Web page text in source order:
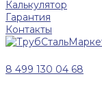
Калькулятор
Гарантия
Контакты
8 499 130 04 68